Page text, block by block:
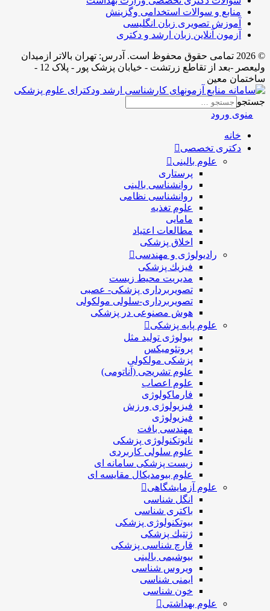
منابع و سوالات استخدامی وگزینش
آموزش تصویری زبان انگلیسی
آزمون آنلاین زبان ارشد و دکتری
© 2026 تمامی حقوق محفوظ است. آدرس:‌ تهران بالاتر ازمیدان
ولیعصر -بعد از تقاطع زرتشت - خیابان پزشک پور - پلاک 12 -
ساختمان معین
جستجو
منوی ورود
خانه
دکتری تخصصی
علوم بالینی
پرستاری
روانشناسی بالینی
روانشناسی نظامی
علوم تغذیه
مامایی
مطالعات اعتیاد
اخلاق پزشکی
رادیولوژی و مهندسی
فيزيك پزشکی
مدیریت محیط زیست
تصویربرداری پزشکی- عصبی
تصویربرداری-سلولی مولکولی
هوش مصنوعی در پزشکی
علوم پایه پزشکی
بیولوژی تولید مثل
پروتئومیکس
پزشکی مولکولی
علوم تشریحی (آناتومی)
علوم اعصاب
فارماکولوژی
فیزیولوژی ورزش
فیزیولوژی
مهندسی بافت
نانوتکنولوژی پزشکی
علوم سلولی کاربردی
زیست پزشکی سامانه ای
علوم بیومدیکال مقایسه ای
علوم آزمایشگاهی
انگل شناسی
باکتری شناسی
بیوتکنولوژی پزشکی
ژنتيك پزشکی
قارچ شناسی پزشكی
بیوشیمی بالینی
ویروس شناسی
ایمنی شناسی
خون شناسی
علوم بهداشتی